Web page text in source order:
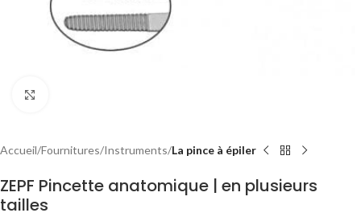
Accueil Fournitures Instruments La pince à épiler
ZEPF Pincette anatomique | en plusieurs
tailles